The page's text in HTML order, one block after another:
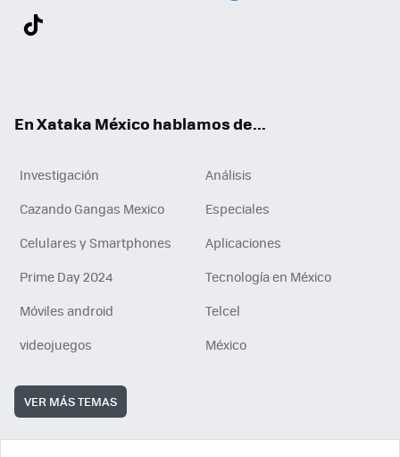
En Xataka México hablamos de...
Investigación
Análisis
Cazando Gangas Mexico
Especiales
Celulares y Smartphones
Aplicaciones
Prime Day 2024
Tecnología en México
Móviles android
Telcel
videojuegos
México
VER MÁS TEMAS